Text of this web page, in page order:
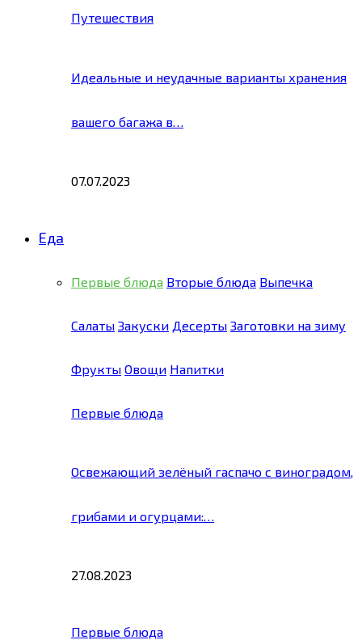
Путешествия
Идеальные и неудачные варианты хранения
вашего багажа в…
07.07.2023
Еда
Первые блюда Вторые блюда Выпечка
Салаты Закуски Десерты Заготовки на зиму
Фрукты Овощи Напитки
Первые блюда
Освежающий зелёный гаспачо с виноградом,
грибами и огурцами:…
27.08.2023
Первые блюда